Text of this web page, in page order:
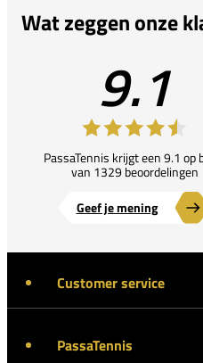
Wat zeggen onze
9.1
PassaTennis krijgt een 9.1 op
van 1329 beoordelingen
Geef je mening
Customer service
PassaTennis